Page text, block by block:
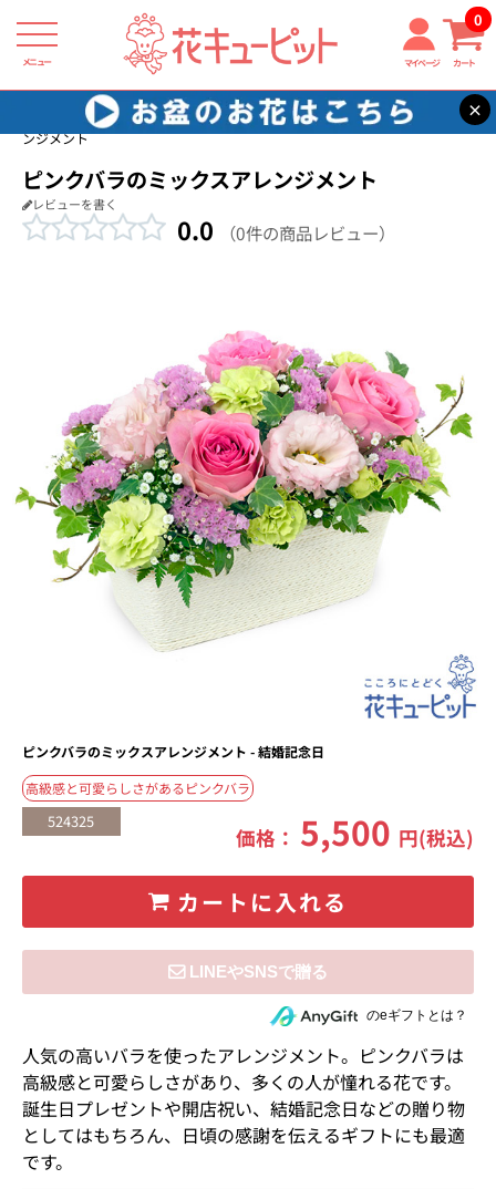
メニュー マイページ カート
0
×
花キューピット 結婚記念日
【結婚記念日】ピンクバラのミックスアレ
ンジメント
ピンクバラのミックスアレンジメント
レビューを書く
0.0 （0件の商品レビュー）
ピンクバラのミックスアレンジメント - 結婚記念日
高級感と可愛らしさがあるピンクバラ
524325
価格： 5,500 円(税込)
カートに入れる
住所を知らない相手にeギフトで贈るのeギフトとは？
人気の高いバラを使ったアレンジメント。ピンクバラは
高級感と可愛らしさがあり、多くの人が憧れる花です。
誕生日プレゼントや開店祝い、結婚記念日などの贈り物
としてはもちろん、日頃の感謝を伝えるギフトにも最適
です。